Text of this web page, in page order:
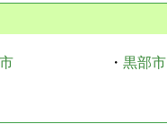
・ 黒部市